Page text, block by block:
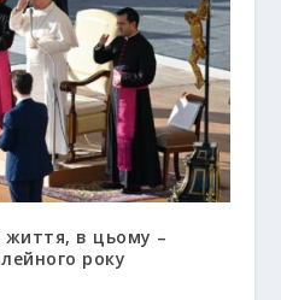
життя, в цьому –
року